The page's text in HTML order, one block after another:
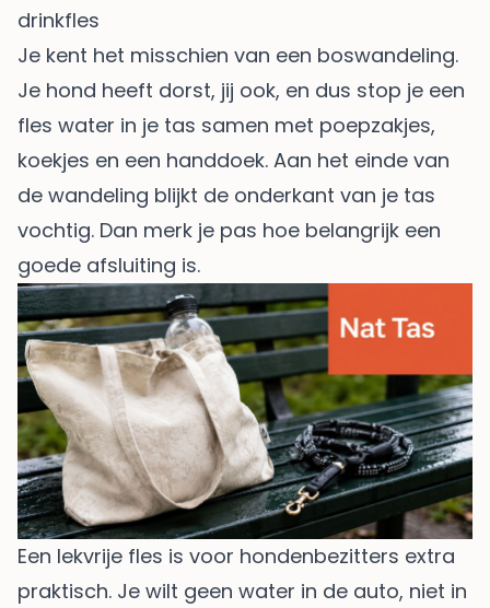
drinkfles
Je kent het misschien van een boswandeling.
Je hond heeft dorst, jij ook, en dus stop je een
fles water in je tas samen met poepzakjes,
koekjes en een handdoek. Aan het einde van
de wandeling blijkt de onderkant van je tas
vochtig. Dan merk je pas hoe belangrijk een
goede afsluiting is.
Een lekvrije fles is voor hondenbezitters extra
praktisch. Je wilt geen water in de auto, niet in